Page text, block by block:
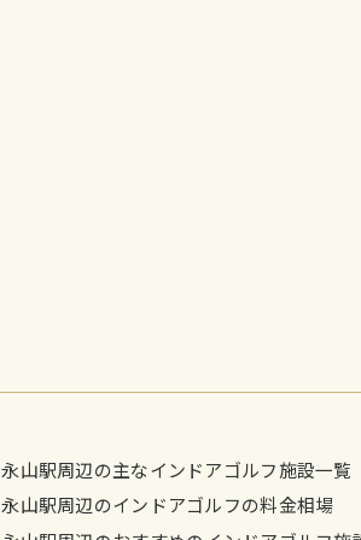
永山駅周辺の主なインドアゴルフ施設一覧
永山駅周辺のインドアゴルフの料金相場